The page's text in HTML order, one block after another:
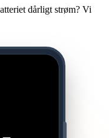
dårligt strøm? Vi